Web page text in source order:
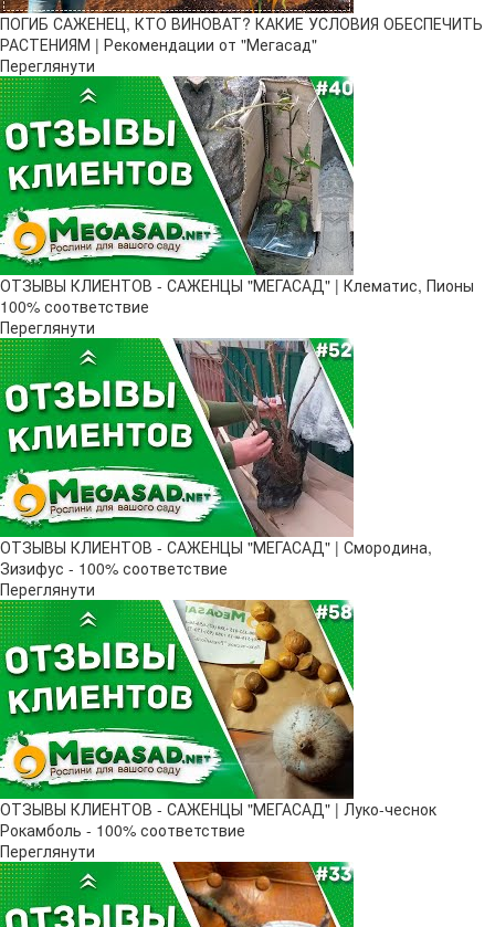
ПОГИБ САЖЕНЕЦ, КТО ВИНОВАТ? КАКИЕ УСЛОВИЯ ОБЕСПЕЧИТЬ
РАСТЕНИЯМ | Рекомендации от "Мегасад"
Переглянути
ОТЗЫВЫ КЛИЕНТОВ - САЖЕНЦЫ "МЕГАСАД" | Клематис, Пионы
100% соответствие
Переглянути
ОТЗЫВЫ КЛИЕНТОВ - САЖЕНЦЫ "МЕГАСАД" | Смородина,
Зизифус - 100% соответствие
Переглянути
ОТЗЫВЫ КЛИЕНТОВ - САЖЕНЦЫ "МЕГАСАД" | Луко-чеснок
Рокамболь - 100% соответствие
Переглянути